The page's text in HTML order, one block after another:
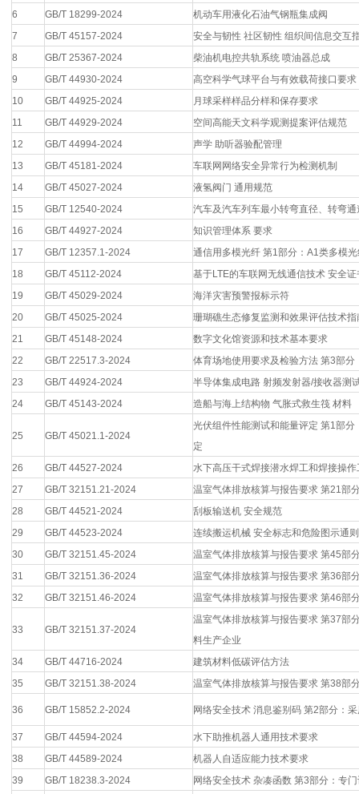
6
GB/T 18299-2024
机动车用液化石油气钢瓶集成阀
7
GB/T 45157-2024
安全与韧性 社区韧性 组织间信息交互
8
GB/T 25367-2024
柴油机电控共轨系统 喷油器总成
9
GB/T 44930-2024
高空科学气球平台与有效载荷接口要求
10
GB/T 44925-2024
月球采样样品分样和保存要求
11
GB/T 44929-2024
空间高能天文科学观测提案评估规范
12
GB/T 44994-2024
声学 助听器验配管理
13
GB/T 45181-2024
车联网网络安全异常行为检测机制
14
GB/T 45027-2024
液氢阀门 通用规范
15
GB/T 12540-2024
汽车及汽车列车最小转弯直径、转弯
16
GB/T 44927-2024
知识管理体系 要求
17
GB/T 12357.1-2024
通信用多模光纤 第1部分：A1类多模
18
GB/T 45112-2024
基于LTE的车联网无线通信技术 安全
19
GB/T 45029-2024
海洋灾害预警报标示符
20
GB/T 45025-2024
珊瑚礁生态修复监测和效果评估技术指
21
GB/T 45148-2024
数字文化馆资源和技术基本要求
22
GB/T 22517.3-2024
体育场地使用要求及检验方法 第3部分
23
GB/T 44924-2024
半导体集成电路 射频发射器/接收器测
24
GB/T 45143-2024 造船与海上结构物 气胀式救生筏 材料
25 GB/T 45021.1-2024
光伏组件性能测试和能量评定 第1部
定
26
GB/T 44527-2024
水下高压干式焊接潜水焊工和焊接操
27
GB/T 32151.21-2024
温室气体排放核算与报告要求 第21部
28
GB/T 44521-2024
刮板输送机 安全规范
29
GB/T 44523-2024
连续搬运机械 安全标志和危险图示通则
30
GB/T 32151.45-2024
温室气体排放核算与报告要求 第45部
31
GB/T 32151.36-2024
温室气体排放核算与报告要求 第36部
32
GB/T 32151.46-2024 温室气体排放核算与报告要求 第46部
33 GB/T 32151.37-2024
温室气体排放核算与报告要求 第37部
料生产企业
34
GB/T 44716-2024
建筑材料低碳评估方法
35
GB/T 32151.38-2024 温室气体排放核算与报告要求 第38部
36 GB/T 15852.2-2024 网络安全技术 消息鉴别码 第2部分：
37 GB/T 44594-2024
水下助推机器人通用技术要求
38
GB/T 44589-2024
机器人自适应能力技术要求
39
GB/T 18238.3-2024 网络安全技术 杂凑函数 第3部分：专